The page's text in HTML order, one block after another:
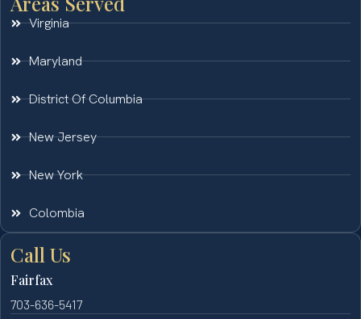
Virginia
Maryland
District Of Columbia
New Jersey
New York
Colombia
Call Us
Fairfax
703-636-5417